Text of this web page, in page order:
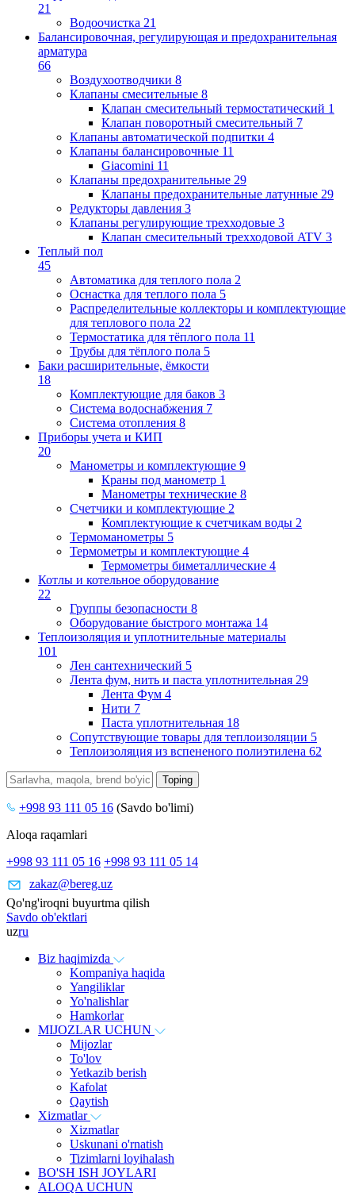
21
Водоочистка 21
Балансировочная, регулирующая и предохранительная
арматура
66
Воздухоотводчики 8
Клапаны cмесительные 8
Клапан cмесительный термостатический 1
Клапан поворотный cмесительный 7
Клапаны автоматической подпитки 4
Клапаны балансировочные 11
Giacomini 11
Клапаны предохранительные 29
Клапаны предохранительные латунные 29
Редукторы давления 3
Клапаны регулирующие трехходовые 3
Клапан смесительный трехходовой ATV 3
Теплый пол
45
Автоматика для теплого пола 2
Оснастка для теплого пола 5
Распределительные коллекторы и комплектующие
для теплового пола 22
Термостатика для тёплого пола 11
Трубы для тёплого пола 5
Баки расширительные, ёмкости
18
Комплектующие для баков 3
Система водоснабжения 7
Система отопления 8
Приборы учета и КИП
20
Манометры и комплектующие 9
Краны под манометр 1
Манометры технические 8
Счетчики и комплектующие 2
Комплектующие к счетчикам воды 2
Термоманометры 5
Термометры и комплектующие 4
Термометры биметаллические 4
Котлы и котельное оборудование
22
Группы безопасности 8
Оборудование быстрого монтажа 14
Теплоизоляция и уплотнительные материалы
101
Лен сантехнический 5
Лента фум, нить и паста уплотнительная 29
Лента Фум 4
Нити 7
Паста уплотнительная 18
Сопутствующие товары для теплоизоляции 5
Теплоизоляция из вспененого полиэтилена 62
+998 93 111 05 16 (Savdo bo'limi)
Aloqa raqamlari
+998 93 111 05 16 +998 93 111 05 14
zakaz@bereg.uz
Qo'ng'iroqni buyurtma qilish
Savdo ob'ektlari
uzru
Biz haqimizda
Kompaniya haqida
Yangiliklar
Yo'nalishlar
Hamkorlar
MIJOZLAR UCHUN
Mijozlar
To'lov
Yetkazib berish
Kafolat
Qaytish
Xizmatlar
Xizmatlar
Uskunani o'rnatish
Tizimlarni loyihalash
BO'SH ISH JOYLARI
ALOQA UCHUN